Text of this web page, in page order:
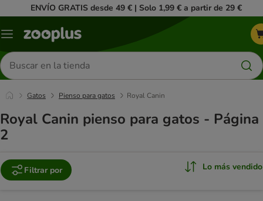
ENVÍO GRATIS desde 49 € | Solo 1,99 € a partir de 29 €
Menú
Buscar
productos
Gatos Pienso para gatos Royal Canin
Royal Canin pienso para gatos - Página
2
Filtrar por Lo más vendido